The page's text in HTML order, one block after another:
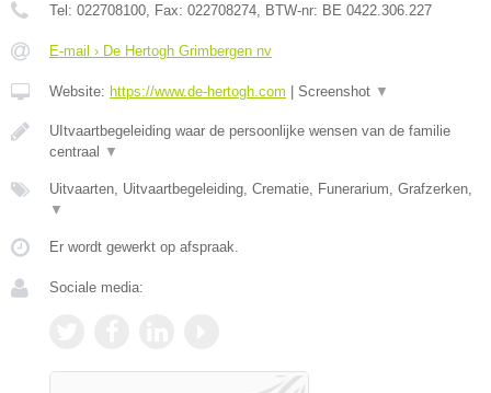
Tel: 022708100 , Fax: 022708274 , BTW-nr: BE 0422.306.227
E-mail › De Hertogh Grimbergen nv
Website: https://www.de-hertogh.com Screenshot ▼
UItvaartbegeleiding waar de persoonlijke wensen van de familie
centraal
▼
Uitvaarten, Uitvaartbegeleiding, Crematie, Funerarium, Grafzerken,
▼
Er wordt gewerkt op afspraak.
Sociale media: